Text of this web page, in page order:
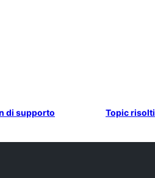
di supporto Topic risolti